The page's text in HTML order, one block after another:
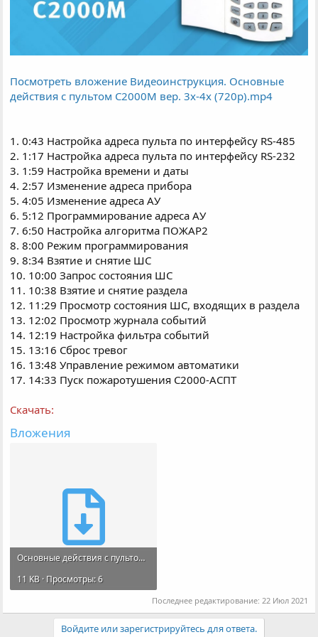
Посмотреть вложение Видеоинструкция. Основные
действия с пультом С2000М вер. 3х-4х (720p).mp4
1. 0:43 Настройка адреса пульта по интерфейсу RS-485
2. 1:17 Настройка адреса пульта по интерфейсу RS-232
3. 1:59 Настройка времени и даты
4. 2:57 Изменение адреса прибора
5. 4:05 Изменение адреса АУ
6. 5:12 Программирование адреса АУ
7. 6:50 Настройка алгоритма ПОЖАР2
8. 8:00 Режим программирования
9. 8:34 Взятие и снятие ШС
10. 10:00 Запрос состояния ШС
11. 10:38 Взятие и снятие раздела
12. 11:29 Просмотр состояния ШС, входящих в раздела
13. 12:02 Просмотр журнала событий
14. 12:19 Настройка фильтра событий
15. 13:16 Сброс тревог
16. 13:48 Управление режимом автоматики
17. 14:33 Пуск пожаротушения С2000-АСПТ
Скачать:
Вложения
Основные действия с пультом С2000М вер. 3х-4х.torrent
11 KB · Просмотры: 6
Последнее редактирование: 22 Июл 2021
Войдите или зарегистрируйтесь для ответа.